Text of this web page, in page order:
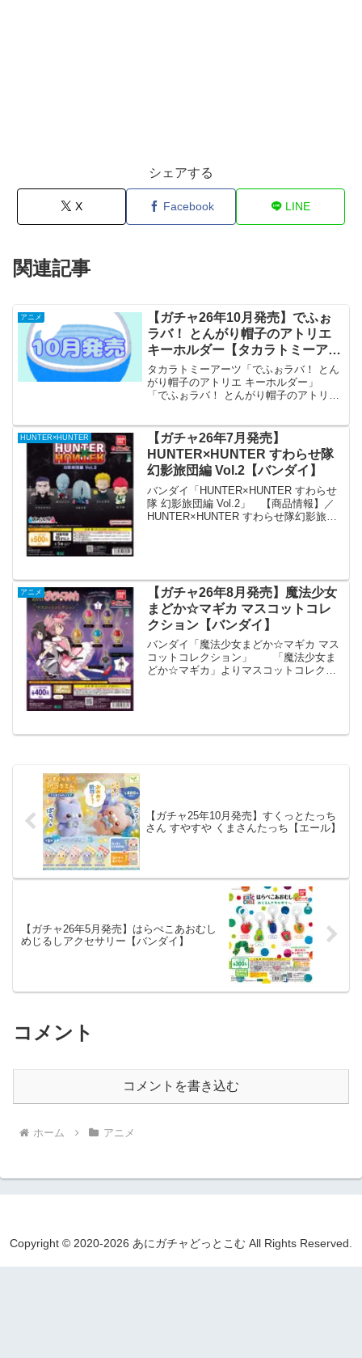
シェアする
X Facebook LINE
関連記事
アニメ
【ガチャ26年10月発売】でふぉ
ラバ！ とんがり帽子のアトリエ
キーホルダー【タカラトミーアー
ツ】
タカラトミーアーツ「でふぉラバ！ とん
がり帽子のアトリエ キーホルダー」
「でふぉラバ！ とんがり帽子のアトリエ
ンタジーアニメ『とんがり帽子のアトリ
エ』がデフォルメシ...
HUNTER×HUNTER
【ガチャ26年7月発売】
HUNTER×HUNTER すわらせ隊
幻影旅団編 Vol.2【バンダイ】
バンダイ「HUNTER×HUNTER すわらせ
隊 幻影旅団編 Vol.2」 【商品情報】／
HUNTER×HUNTER すわらせ隊幻影旅団
アニメ
【ガチャ26年8月発売】魔法少女
まどか☆マギカ マスコットコレ
クション【バンダイ】
バンダイ「魔法少女まどか☆マギカ マス
コットコレクション」 「魔法少女ま
どか☆マギカ」よりマスコットコレクシ
【ガチャ25年10月発売】すくっとたっち
さん すやすや くまさんたっち【エール】
【ガチャ26年5月発売】はらぺこあおむし
めじるしアクセサリー【バンダイ】
コメント
コメントを書き込む
ホーム アニメ
Copyright © 2020-2026 あにガチャどっとこむ All Rights Reserved.